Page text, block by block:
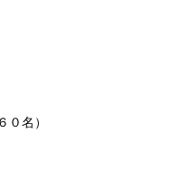
０名）